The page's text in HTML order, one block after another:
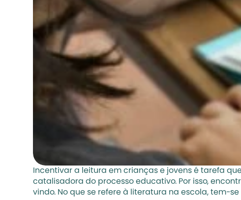
Incentivar a leitura em crianças e jovens é tarefa
catalisadora do processo educativo. Por isso,
vindo. No que se refere à literatura na escola, tem-